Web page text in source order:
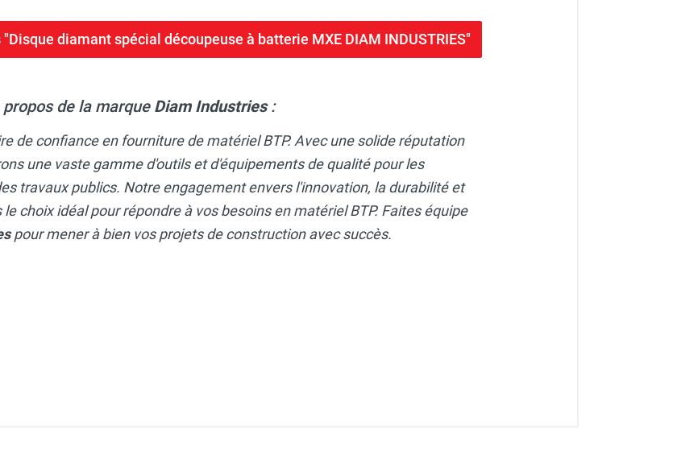
diamant spécial découpeuse à batterie MXE DIAM INDUSTRIES"
propos de la marque Diam Industries:
de confiance en fourniture de matériel BTP. Avec une solide réputation
une vaste gamme d'outils et d'équipements de qualité pour les
travaux publics. Notre engagement envers l'innovation, la durabilité et
choix idéal pour répondre à vos besoins en matériel BTP. Faites équipe
pour mener à bien vos projets de construction avec succès.